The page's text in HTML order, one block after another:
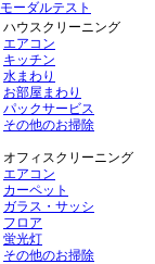
モーダルテスト
ハウスクリーニング
エアコン
キッチン
水まわり
お部屋まわり
パックサービス
その他のお掃除
オフィスクリーニング
エアコン
カーペット
ガラス・サッシ
フロア
蛍光灯
その他のお掃除